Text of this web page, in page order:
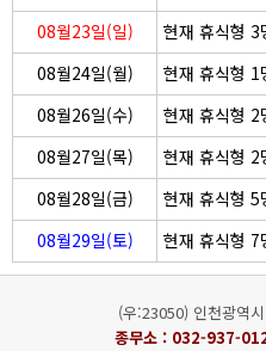
08월23일(일)
현재 휴식형 3
08월24일(월)
현재 휴식형 1
08월26일(수)
현재 휴식형 2
08월27일(목)
현재 휴식형 2
08월28일(금)
현재 휴식형 5
08월29일(토)
현재 휴식형 7
(우:23050) 인천광역
종무소 : 032-937-